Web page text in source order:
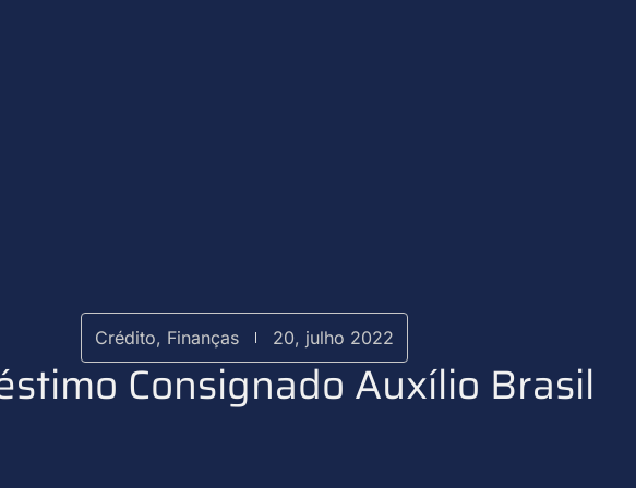
Crédito, Finanças 20, julho 2022
Consignado Auxílio Brasil